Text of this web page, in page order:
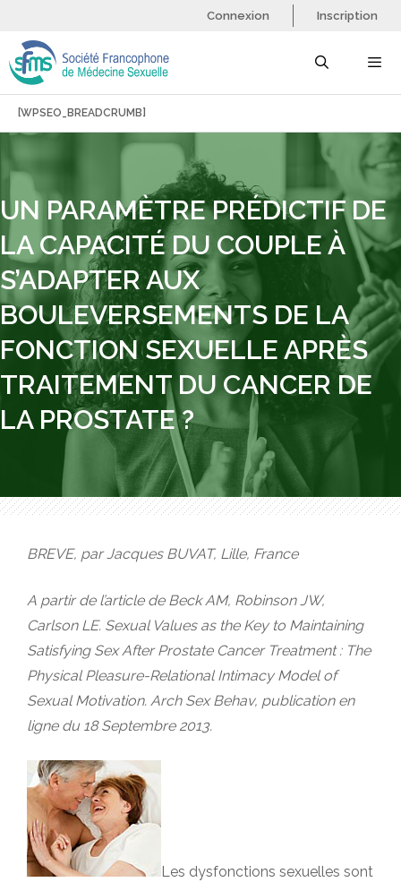
contenu
Connexion Inscription
[WPSEO_BREADCRUMB]
UN PARAMÈTRE PRÉDICTIF DE
LA CAPACITÉ DU COUPLE À
S’ADAPTER AUX
BOULEVERSEMENTS DE LA
FONCTION SEXUELLE APRÈS
TRAITEMENT DU CANCER DE
LA PROSTATE ?
BREVE, par Jacques BUVAT, Lille, France
A partir de l’article de Beck AM, Robinson JW,
Carlson LE. Sexual Values as the Key to Maintaining
Satisfying Sex After Prostate Cancer Treatment : The
Physical Pleasure-Relational Intimacy Model of
Sexual Motivation. Arch Sex Behav, publication en
ligne du 18 Septembre 2013.
Les dysfonctions sexuelles sont